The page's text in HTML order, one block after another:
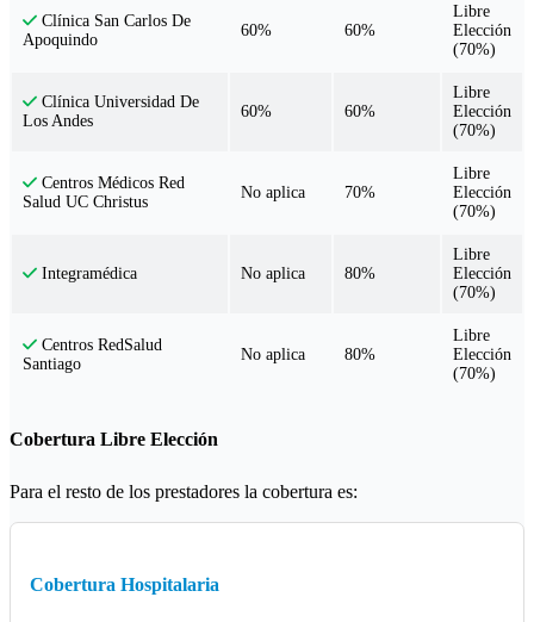
Clínica San Carlos De
Apoquindo
60% 60%
Libre
Elección
(70%)
Clínica Universidad De
Los Andes
60% 60%
Libre
Elección
(70%)
Centros Médicos Red
Salud UC Christus
No aplica 70%
Libre
Elección
(70%)
Integramédica No aplica 80%
Libre
Elección
(70%)
Centros RedSalud
Santiago
No aplica 80%
Libre
Elección
(70%)
Cobertura Libre Elección
Para el resto de los prestadores la cobertura es:
Cobertura Hospitalaria